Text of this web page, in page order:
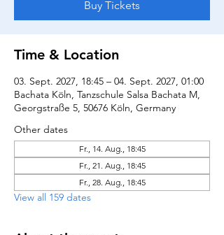
Buy Tickets
Time & Location
03. Sept. 2027, 18:45 – 04. Sept. 2027, 01:00
Bachata Köln, Tanzschule Salsa Bachata M,
Georgstraße 5, 50676 Köln, Germany
Other dates
Fr., 14. Aug., 18:45
Fr., 21. Aug., 18:45
Fr., 28. Aug., 18:45
View all 159 dates